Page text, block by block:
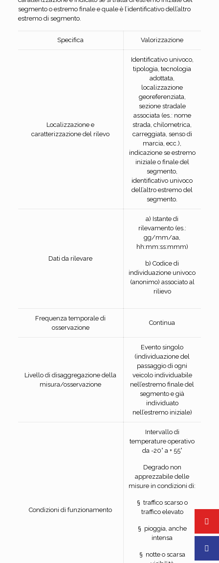
segmento o estremo finale e quale è l’identificativo dell’altro
estremo di segmento.
Specifica Valorizzazione
Localizzazione e
caratterizzazione del rilevo
Identificativo univoco,
tipologia, tecnologia
adottata,
localizzazione
georeferenziata,
sezione stradale
associata (es.: nome
strada, chilometrica,
carreggiata, senso di
marcia, ecc.),
indicazione se estremo
iniziale o finale del
segmento,
identificativo univoco
dell’altro estremo del
segmento.
Dati da rilevare
a) Istante di
rilevamento (es.:
gg/mm/aa,
hh:mm:ss:mmm)
b) Codice di
individuazione univoco
(anonimo) associato al
rilievo
Frequenza temporale di
osservazione
Continua
Livello di disaggregazione della
misura/osservazione
Evento singolo
(individuazione del
passaggio di ogni
veicolo individuabile
nell’estremo finale del
segmento e già
individuato
nell’estremo iniziale)
Condizioni di funzionamento
Intervallo di
temperature operativo
da -20° a + 55°
Degrado non
apprezzabile delle
misure in condizioni di:
§ traffico scarso o
traffico elevato
§ pioggia, anche
intensa
§ notte o scarsa